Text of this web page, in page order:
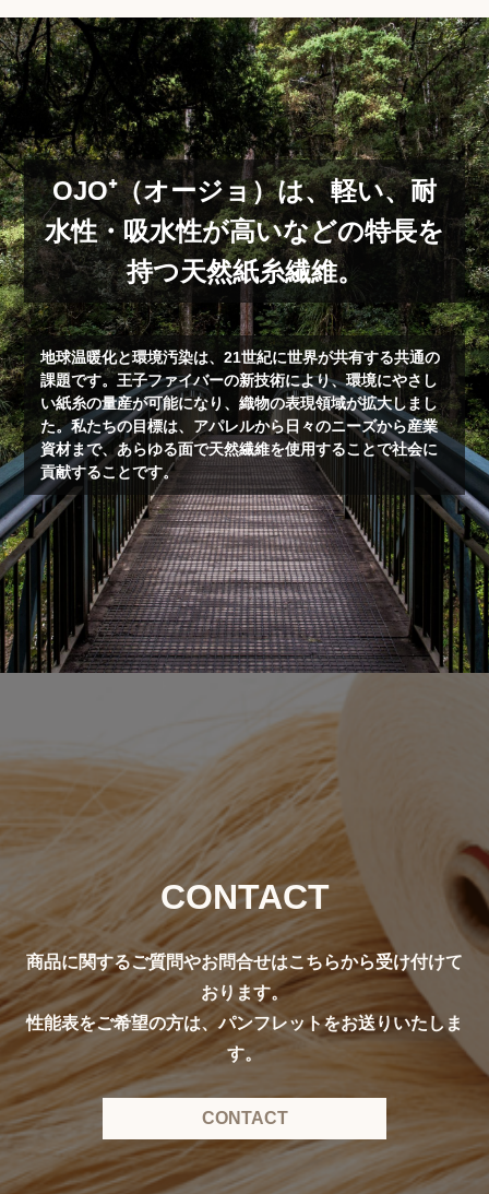
OJO⁺（オージョ）は、軽い、耐
水性・吸水性が高いなどの特長を
持つ天然紙糸繊維。
地球温暖化と環境汚染は、21世紀に世界が共有する共通の
課題です。王子ファイバーの新技術により、環境にやさし
い紙糸の量産が可能になり、織物の表現領域が拡大しまし
た。私たちの目標は、アパレルから日々のニーズから産業
資材まで、あらゆる面で天然繊維を使用することで社会に
貢献することです。
CONTACT
商品に関するご質問やお問合せはこちらから受け付けて
おります。
性能表をご希望の方は、パンフレットをお送りいたしま
す。
CONTACT